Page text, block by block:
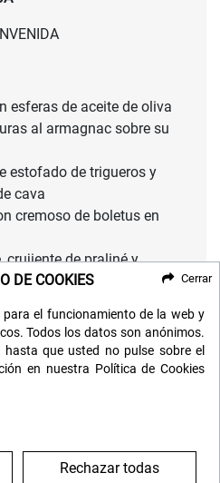
esferas de aceite de oliva
al armagnac sobre su
estofado de trigueros y
cava
cremoso de boletus en
crujiente de praliné y
con helado de
Chardonnay, D.O.
DE COOKIES
el funcionamiento de la web y
Todos los datos son anónimos.
que usted no pulse sobre el
en nuestra Política de Cookies
Rechazar todas
Cerrar